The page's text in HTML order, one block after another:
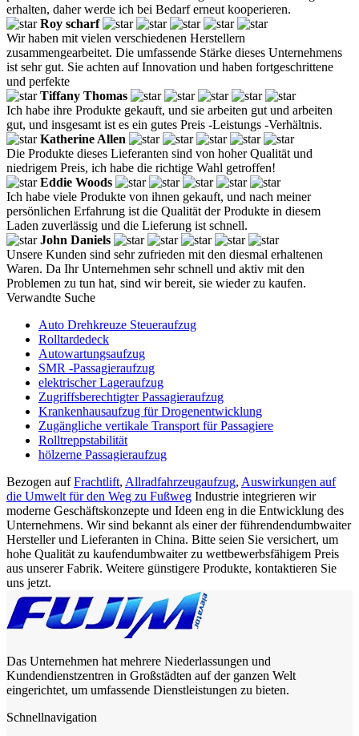
erhalten, daher werde ich bei Bedarf erneut kooperieren.
Roy scharf
Wir haben mit vielen verschiedenen Herstellern
zusammengearbeitet. Die umfassende Stärke dieses Unternehmens
ist sehr gut. Sie achten auf Innovation und haben fortgeschrittene
und perfekte
Tiffany Thomas
Ich habe ihre Produkte gekauft, und sie arbeiten gut und arbeiten
gut, und insgesamt ist es ein gutes Preis -Leistungs -Verhältnis.
Katherine Allen
Die Produkte dieses Lieferanten sind von hoher Qualität und
niedrigem Preis, ich habe die richtige Wahl getroffen!
Eddie Woods
Ich habe viele Produkte von ihnen gekauft, und nach meiner
persönlichen Erfahrung ist die Qualität der Produkte in diesem
Laden zuverlässig und die Lieferung ist schnell.
John Daniels
Unsere Kunden sind sehr zufrieden mit den diesmal erhaltenen
Waren. Da Ihr Unternehmen sehr schnell und aktiv mit den
Problemen zu tun hat, sind wir bereit, sie wieder zu kaufen.
Verwandte Suche
Auto Drehkreuze Steueraufzug
Rolltardedeck
Autowartungsaufzug
SMR -Passagieraufzug
elektrischer Lageraufzug
Zugriffsberechtigter Passagieraufzug
Krankenhausaufzug für Drogenentwicklung
Zugängliche vertikale Transport für Passagiere
Rolltreppstabilität
hölzerne Passagieraufzug
Bezogen aufFrachtlift, Allradfahrzeugaufzug, Auswirkungen auf
die Umwelt für den Weg zu Fußweg Industrie integrieren wir
moderne Geschäftskonzepte und Ideen eng in die Entwicklung des
Unternehmens. Wir sind bekannt als einer der führendendumbwaiter
Hersteller und Lieferanten in China. Bitte seien Sie versichert, um
hohe Qualität zu kaufendumbwaiter zu wettbewerbsfähigem Preis
aus unserer Fabrik. Weitere günstigere Produkte, kontaktieren Sie
uns jetzt.
Das Unternehmen hat mehrere Niederlassungen und
Kundendienstzentren in Großstädten auf der ganzen Welt
eingerichtet, um umfassende Dienstleistungen zu bieten.
Schnellnavigation